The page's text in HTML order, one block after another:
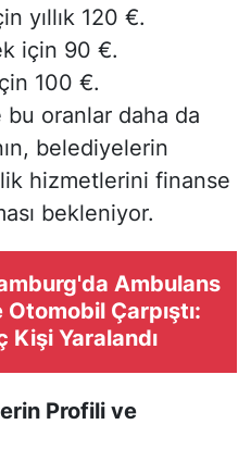
yıllık 120 €.
için 90 €.
100 €.
oranlar daha da
belediyelerin
hizmetlerini finanse
bekleniyor.
Ambulans
Otomobil Çarpıştı:
Kişi Yaralandı
Profili ve